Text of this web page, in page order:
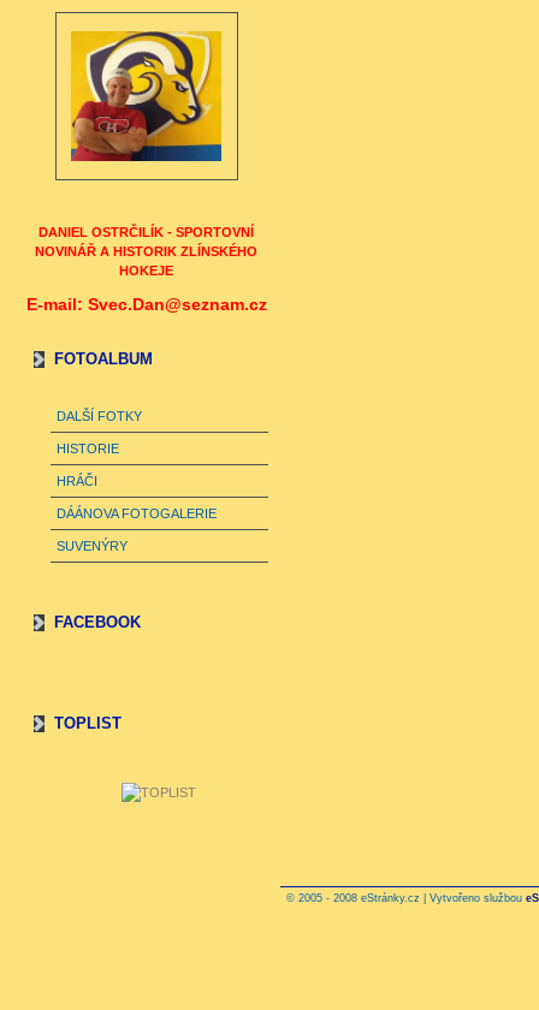
DANIEL OSTRČILÍK - SPORTOVNÍ
NOVINÁŘ A HISTORIK ZLÍNSKÉHO
HOKEJE
E-mail: Svec.Dan@seznam.cz
FOTOALBUM
DALŠÍ FOTKY
HISTORIE
HRÁČI
DÁÁNOVA FOTOGALERIE
SUVENÝRY
FACEBOOK
TOPLIST
© 2005 - 2008 eStránky.cz | Vytvořeno službou